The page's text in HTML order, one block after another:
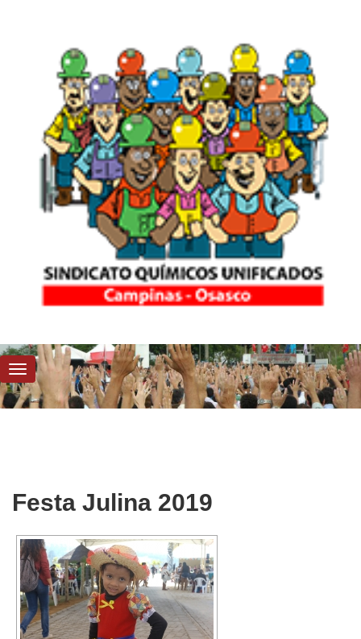
Festa Julina 2019